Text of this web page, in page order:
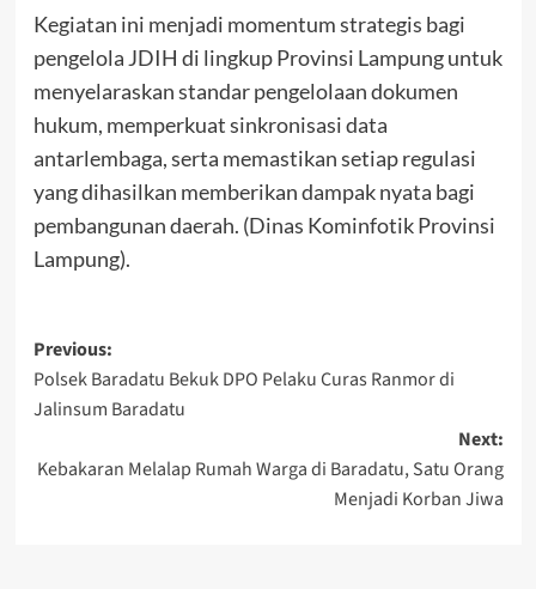
Kegiatan ini menjadi momentum strategis bagi
pengelola JDIH di lingkup Provinsi Lampung untuk
menyelaraskan standar pengelolaan dokumen
hukum, memperkuat sinkronisasi data
antarlembaga, serta memastikan setiap regulasi
yang dihasilkan memberikan dampak nyata bagi
pembangunan daerah. (Dinas Kominfotik Provinsi
Lampung).
Post
navigation
Previous:
Polsek Baradatu Bekuk DPO Pelaku Curas Ranmor di
Jalinsum Baradatu
Next:
Kebakaran Melalap Rumah Warga di Baradatu, Satu Orang
Menjadi Korban Jiwa